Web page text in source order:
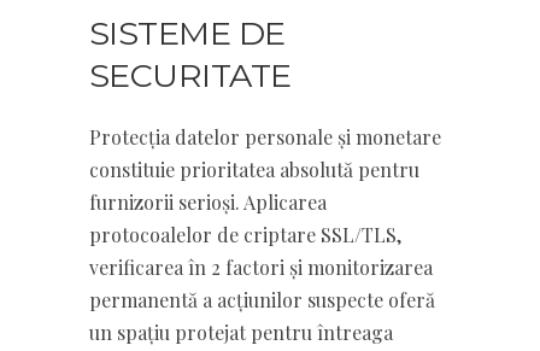
SISTEME DE
SECURITATE
Protecția datelor personale și monetare
constituie prioritatea absolută pentru
furnizorii serioși. Aplicarea
protocoalelor de criptare SSL/TLS,
verificarea în 2 factori și monitorizarea
permanentă a acțiunilor suspecte oferă
un spațiu protejat pentru întreaga